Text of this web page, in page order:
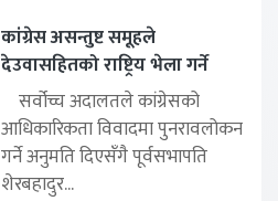
कांग्रेस असन्तुष्ट समूहले
देउवासहितको राष्ट्रिय भेला गर्ने
सर्वोच्च अदालतले कांग्रेसको
आधिकारिकता विवादमा पुनरावलोकन
गर्ने अनुमति दिएसँगै पूर्वसभापति
शेरबहादुर...